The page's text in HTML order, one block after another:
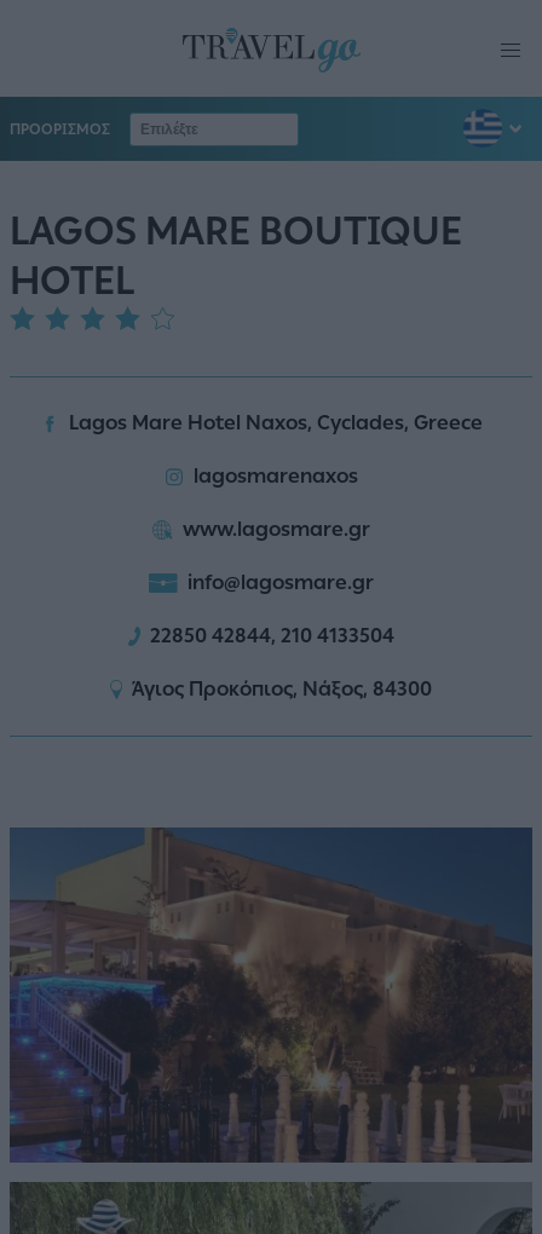
ΠΡΟΟΡΙΣΜΟΣ
LAGOS MARE BOUTIQUE
HOTEL
Lagos Mare Hotel Naxos, Cyclades, Greece
lagosmarenaxos
www.lagosmare.gr
info@lagosmare.gr
22850 42844, 210 4133504
Άγιος Προκόπιος, Νάξος, 84300